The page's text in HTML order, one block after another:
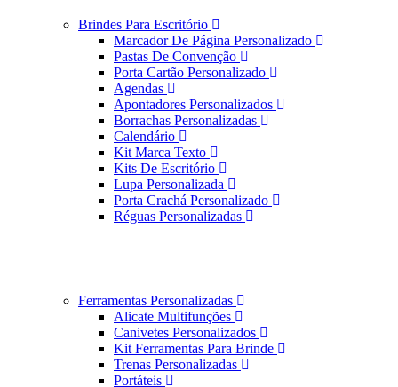
Brindes Para Escritório
Marcador De Página Personalizado
Pastas De Convenção
Porta Cartão Personalizado
Agendas
Apontadores Personalizados
Borrachas Personalizadas
Calendário
Kit Marca Texto
Kits De Escritório
Lupa Personalizada
Porta Crachá Personalizado
Réguas Personalizadas
Ferramentas Personalizadas
Alicate Multifunções
Canivetes Personalizados
Kit Ferramentas Para Brinde
Trenas Personalizadas
Portáteis